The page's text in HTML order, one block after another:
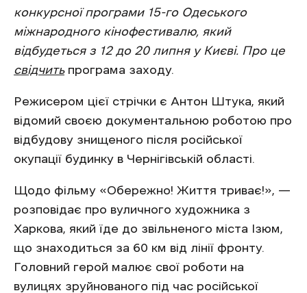
конкурсної програми 15-го Одеського
міжнародного кінофестивалю, який
відбудеться з 12 до 20 липня у Києві. Про це
свідчитьпрограма заходу.
Режисером цієї стрічки є Антон Штука, який
відомий своєю документальною роботою про
відбудову знищеного після російської
окупації будинку в Чернігівській області.
Щодо фільму «Обережно! Життя триває!», —
розповідає про вуличного художника з
Харкова, який їде до звільненого міста Ізюм,
що знаходиться за 60 км від лінії фронту.
Головний герой малює свої роботи на
вулицях зруйнованого під час російської